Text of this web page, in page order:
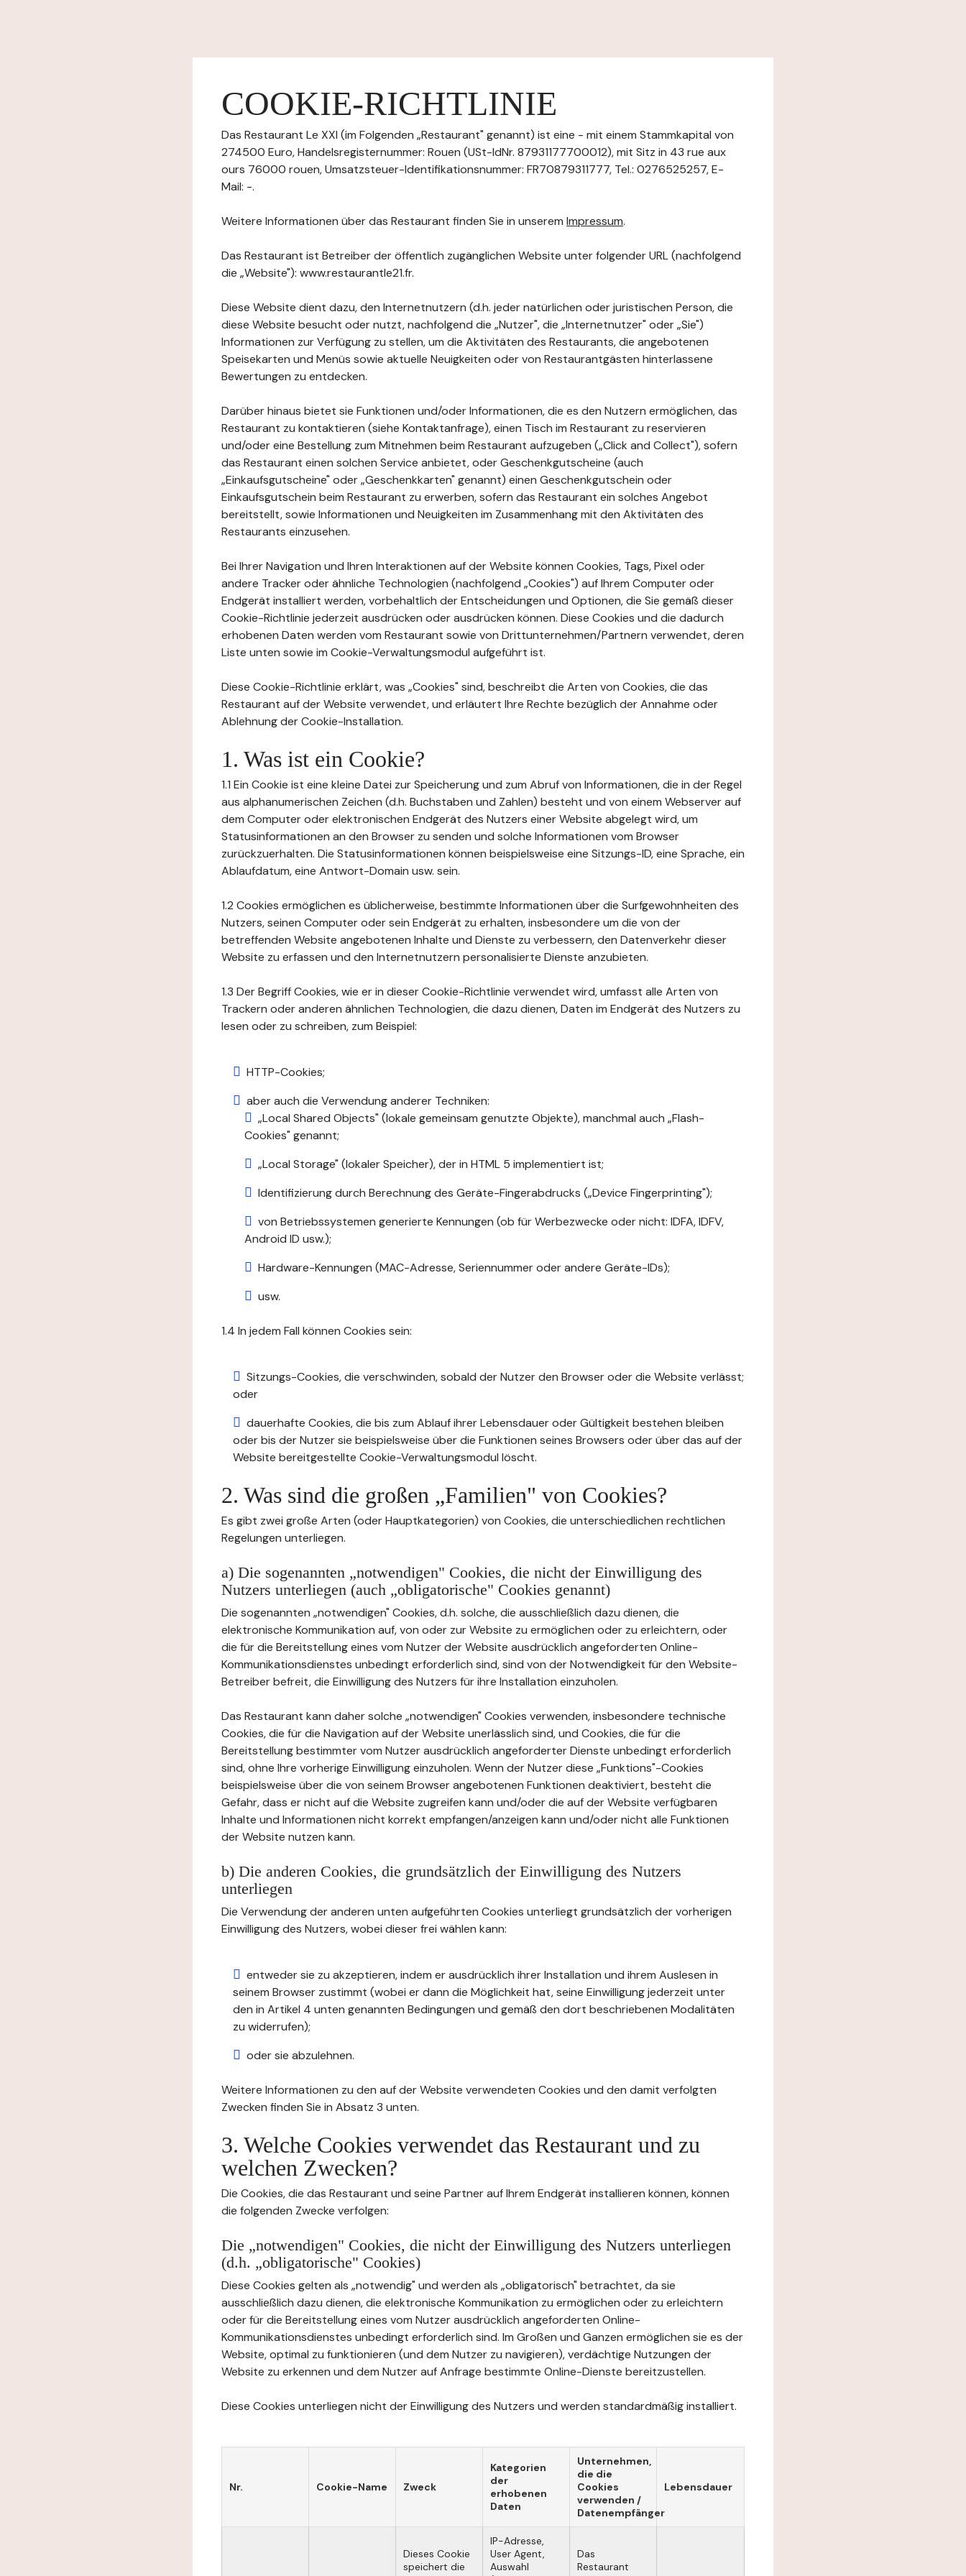
COOKIE-RICHTLINIE
Das Restaurant Le XXI (im Folgenden „Restaurant" genannt) ist eine - mit einem Stammkapital von
274500 Euro, Handelsregisternummer: Rouen (USt-IdNr. 87931177700012), mit Sitz in 43 rue aux
ours 76000 rouen, Umsatzsteuer-Identifikationsnummer: FR70879311777, Tel.: 0276525257, E-
Mail: -.
Weitere Informationen über das Restaurant finden Sie in unserem Impressum.
Das Restaurant ist Betreiber der öffentlich zugänglichen Website unter folgender URL (nachfolgend
die „Website"): www.restaurantle21.fr.
Diese Website dient dazu, den Internetnutzern (d.h. jeder natürlichen oder juristischen Person, die
diese Website besucht oder nutzt, nachfolgend die „Nutzer", die „Internetnutzer" oder „Sie")
Informationen zur Verfügung zu stellen, um die Aktivitäten des Restaurants, die angebotenen
Speisekarten und Menüs sowie aktuelle Neuigkeiten oder von Restaurantgästen hinterlassene
Bewertungen zu entdecken.
Darüber hinaus bietet sie Funktionen und/oder Informationen, die es den Nutzern ermöglichen, das
Restaurant zu kontaktieren (siehe Kontaktanfrage), einen Tisch im Restaurant zu reservieren
und/oder eine Bestellung zum Mitnehmen beim Restaurant aufzugeben („Click and Collect"), sofern
das Restaurant einen solchen Service anbietet, oder Geschenkgutscheine (auch
„Einkaufsgutscheine" oder „Geschenkkarten" genannt) einen Geschenkgutschein oder
Einkaufsgutschein beim Restaurant zu erwerben, sofern das Restaurant ein solches Angebot
bereitstellt, sowie Informationen und Neuigkeiten im Zusammenhang mit den Aktivitäten des
Restaurants einzusehen.
Bei Ihrer Navigation und Ihren Interaktionen auf der Website können Cookies, Tags, Pixel oder
andere Tracker oder ähnliche Technologien (nachfolgend „Cookies") auf Ihrem Computer oder
Endgerät installiert werden, vorbehaltlich der Entscheidungen und Optionen, die Sie gemäß dieser
Cookie-Richtlinie jederzeit ausdrücken oder ausdrücken können. Diese Cookies und die dadurch
erhobenen Daten werden vom Restaurant sowie von Drittunternehmen/Partnern verwendet, deren
Liste unten sowie im Cookie-Verwaltungsmodul aufgeführt ist.
Diese Cookie-Richtlinie erklärt, was „Cookies" sind, beschreibt die Arten von Cookies, die das
Restaurant auf der Website verwendet, und erläutert Ihre Rechte bezüglich der Annahme oder
Ablehnung der Cookie-Installation.
1. Was ist ein Cookie?
1.1 Ein Cookie ist eine kleine Datei zur Speicherung und zum Abruf von Informationen, die in der Regel
aus alphanumerischen Zeichen (d.h. Buchstaben und Zahlen) besteht und von einem Webserver auf
dem Computer oder elektronischen Endgerät des Nutzers einer Website abgelegt wird, um
Statusinformationen an den Browser zu senden und solche Informationen vom Browser
zurückzuerhalten. Die Statusinformationen können beispielsweise eine Sitzungs-ID, eine Sprache, ein
Ablaufdatum, eine Antwort-Domain usw. sein.
1.2 Cookies ermöglichen es üblicherweise, bestimmte Informationen über die Surfgewohnheiten des
Nutzers, seinen Computer oder sein Endgerät zu erhalten, insbesondere um die von der
betreffenden Website angebotenen Inhalte und Dienste zu verbessern, den Datenverkehr dieser
Website zu erfassen und den Internetnutzern personalisierte Dienste anzubieten.
1.3 Der Begriff Cookies, wie er in dieser Cookie-Richtlinie verwendet wird, umfasst alle Arten von
Trackern oder anderen ähnlichen Technologien, die dazu dienen, Daten im Endgerät des Nutzers zu
lesen oder zu schreiben, zum Beispiel:
HTTP-Cookies;
aber auch die Verwendung anderer Techniken:
„Local Shared Objects" (lokale gemeinsam genutzte Objekte), manchmal auch „Flash-
Cookies" genannt;
„Local Storage" (lokaler Speicher), der in HTML 5 implementiert ist;
Identifizierung durch Berechnung des Geräte-Fingerabdrucks („Device Fingerprinting");
von Betriebssystemen generierte Kennungen (ob für Werbezwecke oder nicht: IDFA, IDFV,
Android ID usw.);
Hardware-Kennungen (MAC-Adresse, Seriennummer oder andere Geräte-IDs);
usw.
1.4 In jedem Fall können Cookies sein:
Sitzungs-Cookies, die verschwinden, sobald der Nutzer den Browser oder die Website verlässt;
oder
dauerhafte Cookies, die bis zum Ablauf ihrer Lebensdauer oder Gültigkeit bestehen bleiben
oder bis der Nutzer sie beispielsweise über die Funktionen seines Browsers oder über das auf der
Website bereitgestellte Cookie-Verwaltungsmodul löscht.
2. Was sind die großen „Familien" von Cookies?
Es gibt zwei große Arten (oder Hauptkategorien) von Cookies, die unterschiedlichen rechtlichen
Regelungen unterliegen.
a) Die sogenannten „notwendigen" Cookies, die nicht der Einwilligung des
Nutzers unterliegen (auch „obligatorische" Cookies genannt)
Die sogenannten „notwendigen" Cookies, d.h. solche, die ausschließlich dazu dienen, die
elektronische Kommunikation auf, von oder zur Website zu ermöglichen oder zu erleichtern, oder
die für die Bereitstellung eines vom Nutzer der Website ausdrücklich angeforderten Online-
Kommunikationsdienstes unbedingt erforderlich sind, sind von der Notwendigkeit für den Website-
Betreiber befreit, die Einwilligung des Nutzers für ihre Installation einzuholen.
Das Restaurant kann daher solche „notwendigen" Cookies verwenden, insbesondere technische
Cookies, die für die Navigation auf der Website unerlässlich sind, und Cookies, die für die
Bereitstellung bestimmter vom Nutzer ausdrücklich angeforderter Dienste unbedingt erforderlich
sind, ohne Ihre vorherige Einwilligung einzuholen. Wenn der Nutzer diese „Funktions"-Cookies
beispielsweise über die von seinem Browser angebotenen Funktionen deaktiviert, besteht die
Gefahr, dass er nicht auf die Website zugreifen kann und/oder die auf der Website verfügbaren
Inhalte und Informationen nicht korrekt empfangen/anzeigen kann und/oder nicht alle Funktionen
der Website nutzen kann.
b) Die anderen Cookies, die grundsätzlich der Einwilligung des Nutzers
unterliegen
Die Verwendung der anderen unten aufgeführten Cookies unterliegt grundsätzlich der vorherigen
Einwilligung des Nutzers, wobei dieser frei wählen kann:
entweder sie zu akzeptieren, indem er ausdrücklich ihrer Installation und ihrem Auslesen in
seinem Browser zustimmt (wobei er dann die Möglichkeit hat, seine Einwilligung jederzeit unter
den in Artikel 4 unten genannten Bedingungen und gemäß den dort beschriebenen Modalitäten
zu widerrufen);
oder sie abzulehnen.
Weitere Informationen zu den auf der Website verwendeten Cookies und den damit verfolgten
Zwecken finden Sie in Absatz 3 unten.
3. Welche Cookies verwendet das Restaurant und zu
welchen Zwecken?
Die Cookies, die das Restaurant und seine Partner auf Ihrem Endgerät installieren können, können
die folgenden Zwecke verfolgen:
Die „notwendigen" Cookies, die nicht der Einwilligung des Nutzers unterliegen
(d.h. „obligatorische" Cookies)
Diese Cookies gelten als „notwendig" und werden als „obligatorisch" betrachtet, da sie
ausschließlich dazu dienen, die elektronische Kommunikation zu ermöglichen oder zu erleichtern
oder für die Bereitstellung eines vom Nutzer ausdrücklich angeforderten Online-
Kommunikationsdienstes unbedingt erforderlich sind. Im Großen und Ganzen ermöglichen sie es der
Website, optimal zu funktionieren (und dem Nutzer zu navigieren), verdächtige Nutzungen der
Website zu erkennen und dem Nutzer auf Anfrage bestimmte Online-Dienste bereitzustellen.
Diese Cookies unterliegen nicht der Einwilligung des Nutzers und werden standardmäßig installiert.
Nr. Cookie-Name Zweck
Kategorien
der
erhobenen
Daten
Unternehmen,
die die
Cookies
verwenden /
Datenempfänger
Lebensdauer
Dieses Cookie
speichert die
IP-Adresse,
User Agent,
Auswahl
Das
Restaurant